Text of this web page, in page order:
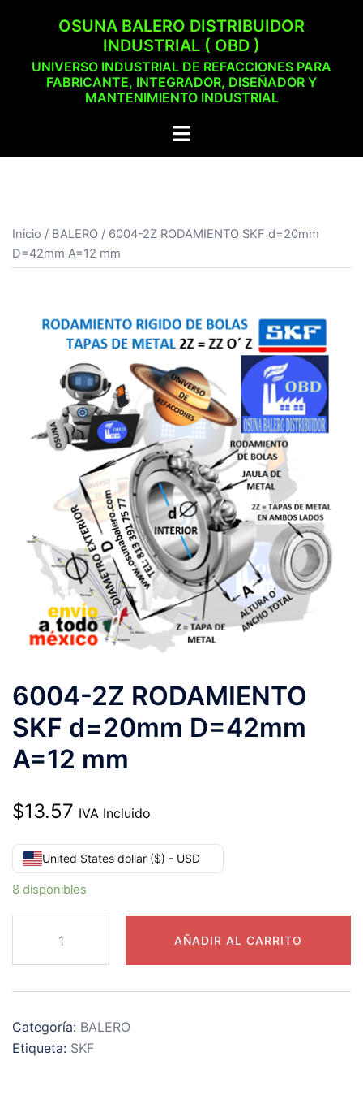
OSUNA BALERO DISTRIBUIDOR
INDUSTRIAL ( OBD )
UNIVERSO INDUSTRIAL DE REFACCIONES PARA
FABRICANTE, INTEGRADOR, DISEÑADOR Y
MANTENIMIENTO INDUSTRIAL
Alternar
Inicio / BALERO / 6004-2Z RODAMIENTO SKF d=20mm
D=42mm A=12 mm
6004-2Z RODAMIENTO
SKF d=20mm D=42mm
A=12 mm
$13.57 IVA Incluido
United States dollar ($) - USD
8 disponibles
RODAMIENTO
SKF
D=42mm
A=12
AÑADIR AL CARRITO
Categoría: BALERO
Etiqueta: SKF